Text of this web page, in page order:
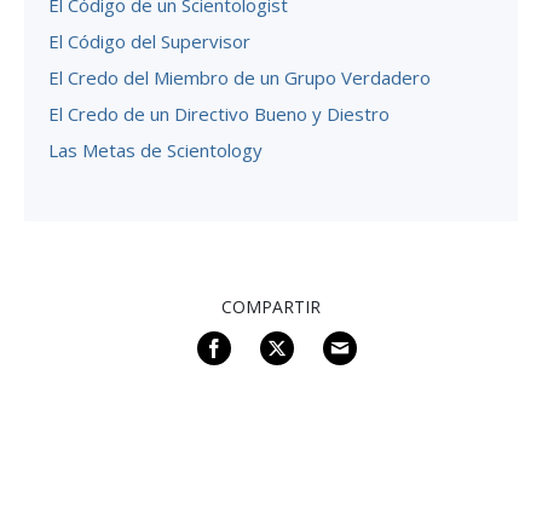
El Código del Supervisor
El Credo del Miembro de un Grupo Verdadero
El Credo de un Directivo Bueno y Diestro
Las Metas de Scientology
COMPARTIR